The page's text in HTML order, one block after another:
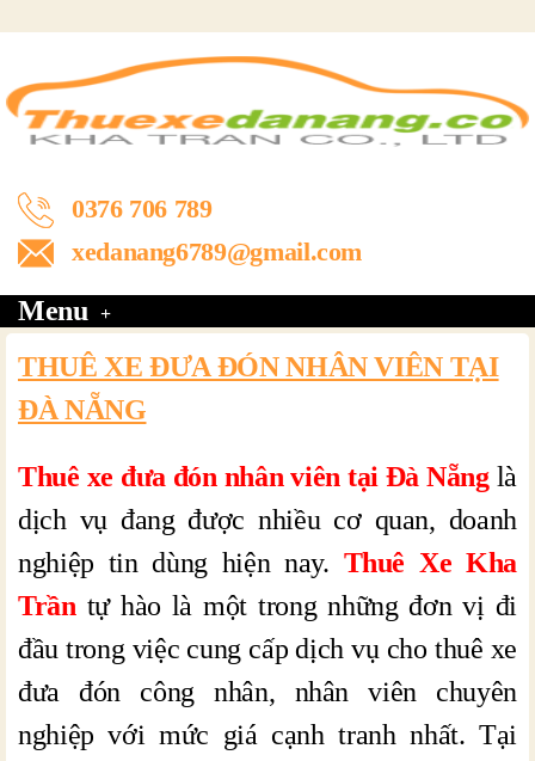
0376 706 789
xedanang6789@gmail.com
Menu
THUÊ XE ĐƯA ĐÓN NHÂN VIÊN TẠI
ĐÀ NẴNG
Thuê xe đưa đón nhân viên tại Đà Nẵnglà
dịch vụ đang được nhiều cơ quan, doanh
nghiệp tin dùng hiện nay. Thuê Xe Kha
Trần tự hào là một trong những đơn vị đi
đầu trong việc cung cấp dịch vụ cho thuê xe
đưa đón công nhân, nhân viên chuyên
nghiệp với mức giá cạnh tranh nhất. Tại